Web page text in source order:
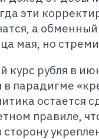
эти
а обменный
мая, но
рубля в
парадигме
остается
правиле,
сторону